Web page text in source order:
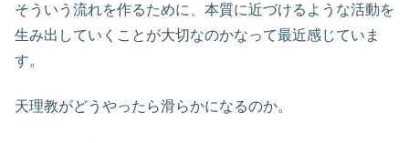
そういう流れを作るために、本質に近づけるような活動を
生み出していくことが大切なのかなって最近感じていま
す。
天理教がどうやったら滑らかになるのか。